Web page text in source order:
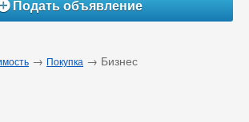
Подать объявление
→ Покупка → Бизнес